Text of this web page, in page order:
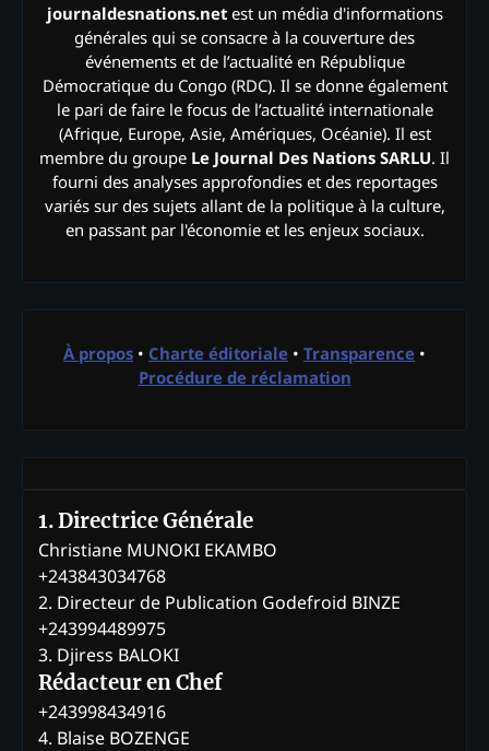
journaldesnations.netest un média d'informations
générales qui se consacre à la couverture des
événements et de l’actualité en République
Démocratique du Congo (RDC). Il se donne également
le pari de faire le focus de l’actualité internationale
(Afrique, Europe, Asie, Amériques, Océanie). Il est
membre du groupe Le Journal Des Nations SARLU. Il
fourni des analyses approfondies et des reportages
variés sur des sujets allant de la politique à la culture,
en passant par l'économie et les enjeux sociaux.
À propos • Charte éditoriale • Transparence •
Procédure de réclamation
1. Directrice Générale
Christiane MUNOKI EKAMBO
+243843034768
2. Directeur de Publication Godefroid BINZE
+243994489975
3. Djiress BALOKI
Rédacteur en Chef
+243998434916
4. Blaise BOZENGE